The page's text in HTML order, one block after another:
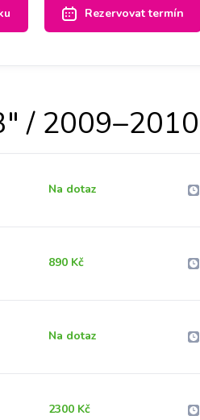
Rezervovat termín
/
Na dotaz
890 Kč
Na dotaz
2300 Kč